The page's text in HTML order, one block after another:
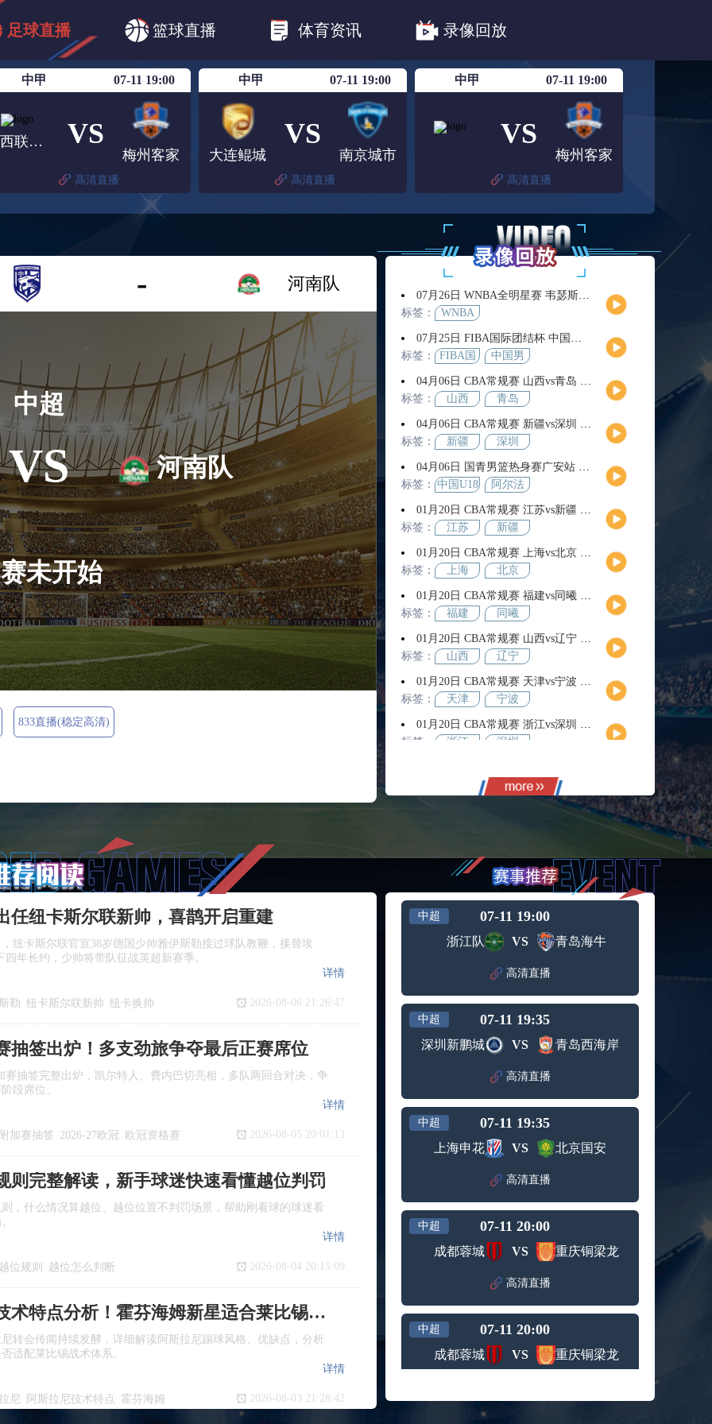
足球直播 篮球直播 体育资讯 录像回放
欧冠杯 英超
美洲杯
中甲 07-11 19:00
陕西联合月亮泊队 VS
梅州客家
高清直播
中甲 07-11 19:00
大连鲲城
VS
南京城市
高清直播
中甲 07-11 19:00
VS
梅州客家
高清直播
- 河南队
中超
VS
未开始
河南队
833直播(稳定高清)
07月26日 WNBA全明星赛 韦瑟斯庞队vs库珀队 全场录像回放
标签：
WNBA
07月25日 FIBA国际团结杯 中国男篮vs喀麦隆男篮 全场录像回放
标签：
FIBA国
杯
中国男
04月06日 CBA常规赛 山西vs青岛 全场录像回放
标签：
山西 青岛
04月06日 CBA常规赛 新疆vs深圳 全场录像回放
标签：
新疆 深圳
04月06日 国青男篮热身赛广安站 中国U18男篮vs阿尔法学院 全场录像回放
标签： 中国U18
阿尔法
01月20日 CBA常规赛 江苏vs新疆 全场录像回放
标签：
江苏 新疆
01月20日 CBA常规赛 上海vs北京 全场录像回放
标签：
上海 北京
01月20日 CBA常规赛 福建vs同曦 全场录像回放
标签：
福建 同曦
01月20日 CBA常规赛 山西vs辽宁 全场录像回放
标签：
山西 辽宁
01月20日 CBA常规赛 天津vs宁波 全场录像回放
标签：
天津 宁波
01月20日 CBA常规赛 浙江vs深圳 全场录像回放
标签：
浙江 深圳
福建
01月14日 CBA常规赛 浙江vs广州 全场录像回放
新西兰
澳大利
亚男篮
12月01日 男篮世亚预阶段一 韩国男篮vs中国男篮 全场录像
标签：
中国男
韩国男
11月11日 全运男篮半决赛 广东全运男篮vs辽宁全运男篮 全场录像
运男篮
10月14日 女篮锦标赛阶段二第3轮 山西女篮vs四川女篮 全场录像回放
标签： 山西女
四川女
篮
09月12日 男篮欧锦赛半决赛 德国男篮vs芬兰男篮 全场录像回放
标签： 德国男
芬兰男
09月05日 男篮欧锦赛小组赛 西班牙男篮vs希腊男篮 全场录像回放
男篮
希腊男
篮
09月05日 男篮欧锦赛小组赛 波兰男篮vs比利时男篮 全场录像回放
标签： 波兰男
篮
比利时
男篮
09月05日 WNBA常规赛 菲尼克斯水星vs华盛顿神秘人 全场录像回放
华盛顿
神秘人
标签： 明尼苏
拉斯维
加斯王
牌
09月05日 WNBA常规赛 达拉斯飞翼vs金州女武神 全场录像回放
标签： 达拉斯
金州女
09月05日 U16男篮亚洲杯1/4决赛 中国男篮U16vs巴林男篮U16 全场录像回放
标签：
篮U16
篮U16
09月05日 NBL季后赛半决赛G3 长沙勇胜vs合肥狂风峻茂 全场录像回放
胜
合肥狂
风峻茂
08月27日 WNBA常规赛 西雅图风暴vs印第安纳狂热 全场录像回放
风暴
纳狂热
08月27日 男篮美洲杯小组赛 乌拉圭男篮vs巴哈马男篮 全场录像回放
任纽卡斯尔联新帅，喜鹊开启重建
纽卡斯尔联官宣38岁德国少帅雅伊斯勒接过球队教鞭，接替埃
四年长约，少帅将带队征战英超新赛季。
勒 纽卡斯尔联新帅 纽卡换帅
详情
2026-08-06 21:26:47
抽签出炉！多支劲旅争夺最后正赛席位
赛抽签完整出炉，凯尔特人、费内巴切亮相，多队两回合对决，争
段席位。
加赛抽签 2026‑27欧冠 欧冠资格赛
详情
2026-08-05 20:01:13
则完整解读，新手球迷快速看懂越位判罚
，什么情况算越位、越位位置不判罚场景，帮助刚看球的球迷看
位规则
越位怎么判断
越位
详情
2026-08-04 20:15:09
阿斯拉尼技术特点分析！霍芬海姆新星适合莱比锡体系吗
转会传闻持续发酵，详细解读阿斯拉尼踢球风格、优缺点，分析
适配莱比锡战术体系。
尼 阿斯拉尼技术特点
霍芬海姆
详情
2026-08-03 21:28:42
中超 07-11 19:00
浙江队 VS 青岛海牛
高清直播
中超 07-11 19:35
深圳新鹏城 VS 青岛西海岸
高清直播
中超 07-11 19:35
上海申花 VS 北京国安
高清直播
中超 07-11 20:00
成都蓉城 VS 重庆铜梁龙
高清直播
中超 07-11 20:00
成都蓉城 VS 重庆铜梁龙